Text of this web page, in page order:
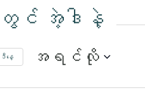
တွင် အဲ့ဒါနဲ့
ဒီနေ့ အရင်လို
ကို